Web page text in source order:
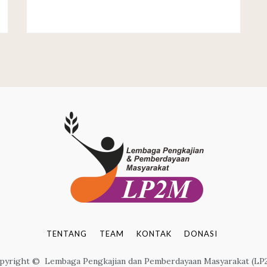
TENTANG TEAM KONTAK DONASI
© Lembaga Pengkajian dan Pemberdayaan Masyarakat